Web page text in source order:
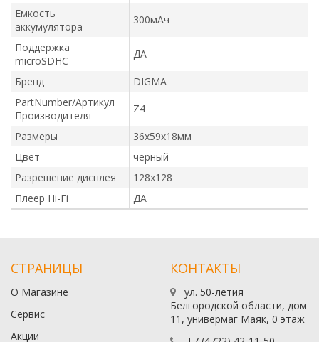
Емкость
аккумулятора
300мAч
Поддержка
microSDHC
ДА
Бренд
DIGMA
PartNumber/Артикул
Производителя
Z4
Размеры
36x59x18мм
Цвет
черный
Разрешение дисплея
128x128
Плеер Hi-Fi
ДА
СТРАНИЦЫ
О Магазине
Сервис
Акции
КОНТАКТЫ
ул. 50-летия
Белгородской области, дом
11, универмаг Маяк, 0 этаж